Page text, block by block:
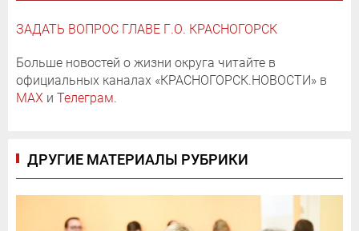
ЗАДАТЬ ВОПРОС ГЛАВЕ Г.О. КРАСНОГОРСК
Больше новостей о жизни округа читайте в
официальных каналах «КРАСНОГОРСК.НОВОСТИ» в
MAX и Телеграм.
ДРУГИЕ МАТЕРИАЛЫ РУБРИКИ